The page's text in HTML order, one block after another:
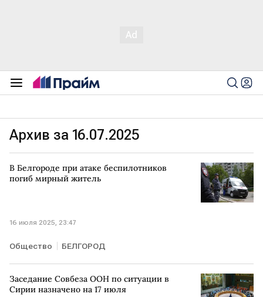
Архив за 16.07.2025
В Белгороде при атаке беспилотников
погиб мирный житель
16 июля 2025, 23:47
Общество БЕЛГОРОД
Заседание Совбеза ООН по ситуации в
Сирии назначено на 17 июля